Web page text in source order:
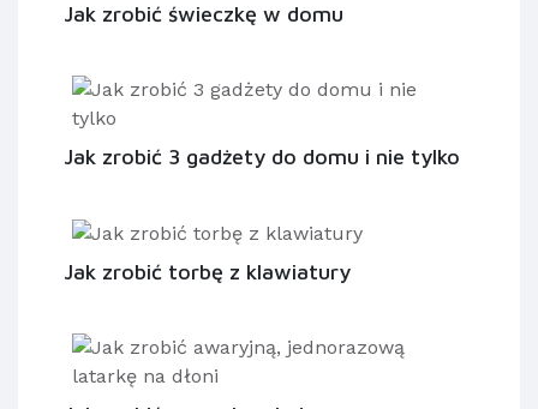
Jak zrobić świeczkę w domu
Jak zrobić 3 gadżety do domu i nie tylko
Jak zrobić torbę z klawiatury